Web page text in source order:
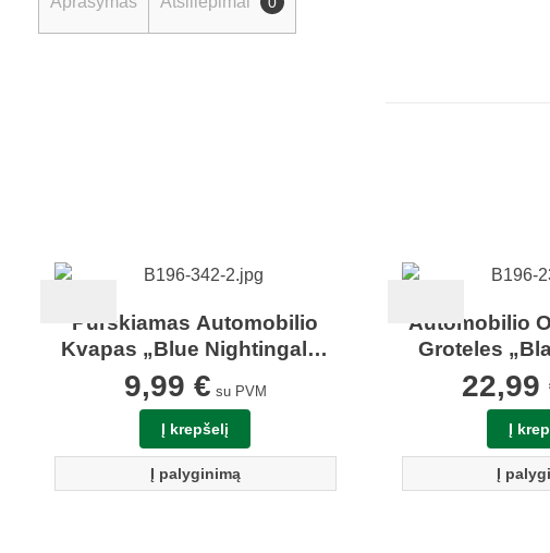
Purškiamas Automobilio
Kvapas „Blue Nightingale”
100ml Aromatic 89
9,99 € su PVM
Į krepšelį
Į palyginimą
Automobilio
Groteles
22,99
Į
Į